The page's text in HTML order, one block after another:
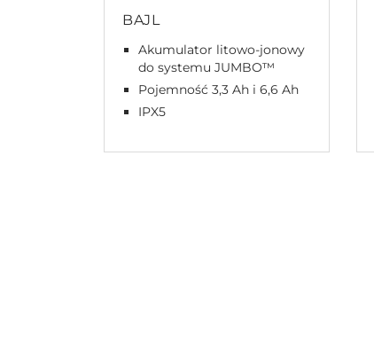
BAJL
Akumulator litowo-jonowy
do systemu JUMBO™
Pojemność 3,3 Ah i 6,6 Ah
IPX5